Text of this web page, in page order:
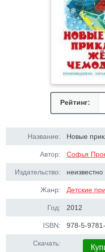
Рейтинг:
Название: Новые
Автор: Софья
Издательство: неизвестно
Жанр: Детские
Год: 2012
ISBN: 978-5-
Скачать: